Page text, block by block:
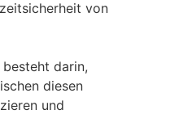
von
besteht darin,
diesen
und